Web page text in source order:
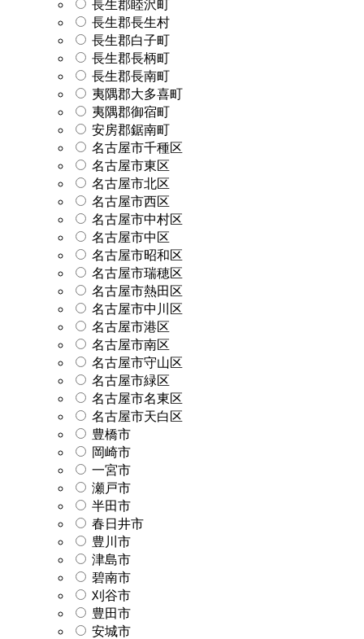
長生郡睦沢町
長生郡長生村
長生郡白子町
長生郡長柄町
長生郡長南町
夷隅郡大多喜町
夷隅郡御宿町
安房郡鋸南町
名古屋市千種区
名古屋市東区
名古屋市北区
名古屋市西区
名古屋市中村区
名古屋市中区
名古屋市昭和区
名古屋市瑞穂区
名古屋市熱田区
名古屋市中川区
名古屋市港区
名古屋市南区
名古屋市守山区
名古屋市緑区
名古屋市名東区
名古屋市天白区
豊橋市
岡崎市
一宮市
瀬戸市
半田市
春日井市
豊川市
津島市
碧南市
刈谷市
豊田市
安城市